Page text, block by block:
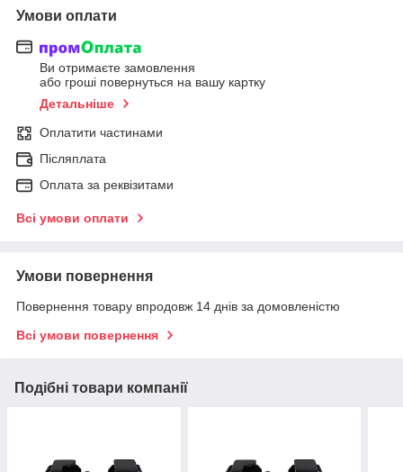
Умови оплати
Ви отримаєте замовлення
або гроші повернуться на вашу картку
Детальніше
Оплатити частинами
Післяплата
Оплата за реквізитами
Всі умови оплати
Умови повернення
Повернення товару впродовж 14 днів за домовленістю
Всі умови повернення
Подібні товари компанії